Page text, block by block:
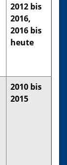
2012 bis
2016,
2016 bis
heute
2010 bis
2015